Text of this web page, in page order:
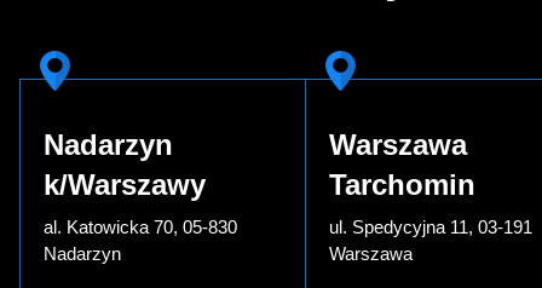
Nadarzyn
k/Warszawy
al. Katowicka 70, 05-830
Nadarzyn
Warszawa
Tarchomin
ul. Spedycyjna 11, 03-191
Warszawa